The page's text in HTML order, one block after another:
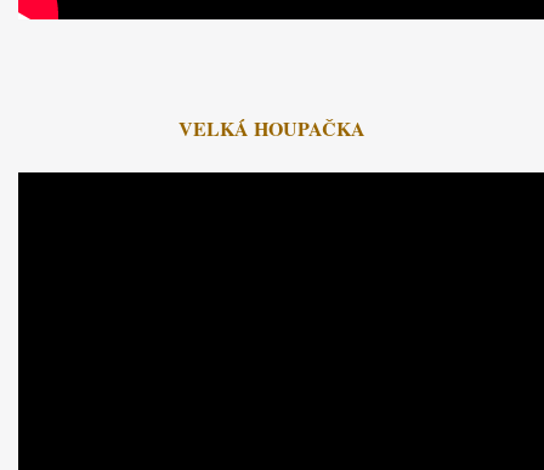
VELKÁ HOUPAČKA